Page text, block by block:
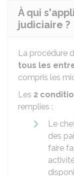
À qui
judiciaire ?
La procédure
tous les
compris les
Les 2
remplies :
Le
des
faire